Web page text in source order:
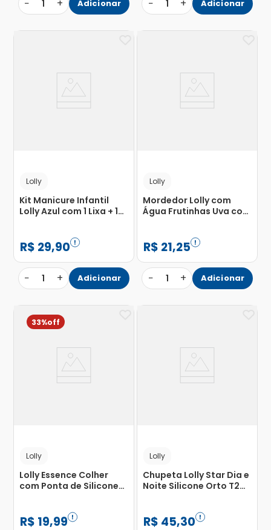
− 1 + Adicionar − 1 + Adicionar
Lolly
Kit Manicure Infantil
Lolly Azul com 1 Lixa + 1
R$ 29,90
− 1 + Adicionar
Lolly
Mordedor Lolly com
Água Frutinhas Uva com
R$ 21,25
− 1 + Adicionar
33%
Lolly
Lolly Essence Colher
com Ponta de Silicone
R$ 19,99
Lolly
Chupeta Lolly Star Dia e
Noite Silicone Orto T2
R$ 45,30